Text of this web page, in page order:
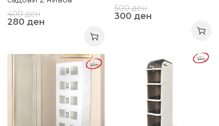
LAVA
500ден
300 ден
400ден
280 ден
-20%